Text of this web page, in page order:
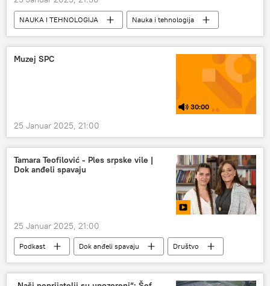
NAUKA I TEHNOLOGIJA
Nauka i tehnologija
Svemir
astronomija galaksije
Muzej SPC
30:00
25 Januar 2025, 21:00
Tamara Teofilović - Ples srpske vile |
Dok anđeli spavaju
25 Januar 2025, 21:00
Podkast Dok anđeli spavaju
Društvo
Srbija – društvo